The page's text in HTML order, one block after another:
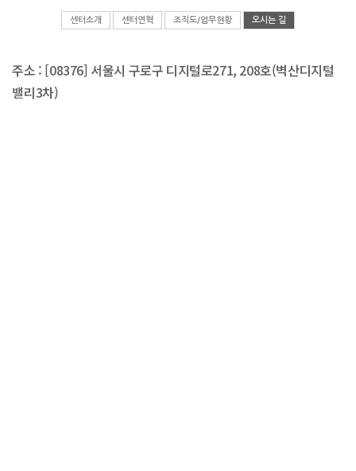
센터소개 센터연혁 조직도/업무현황 오시는 길
주소 : [08376] 서울시 구로구 디지털로271, 208호(벽산디지털
밸리3차)